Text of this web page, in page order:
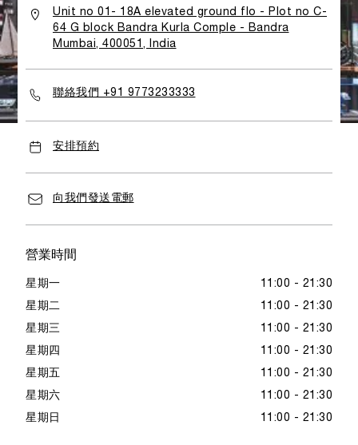
Unit no 01- 18A elevated ground flo - Plot no C-
64 G block Bandra Kurla Comple - Bandra
Mumbai, 400051, India
聯絡我們 +91 9773233333
安排預約
向我們發送電郵
營業時間
星期一 11:00 - 21:30
星期二 11:00 - 21:30
星期三 11:00 - 21:30
星期四 11:00 - 21:30
星期五 11:00 - 21:30
星期六 11:00 - 21:30
星期日 11:00 - 21:30